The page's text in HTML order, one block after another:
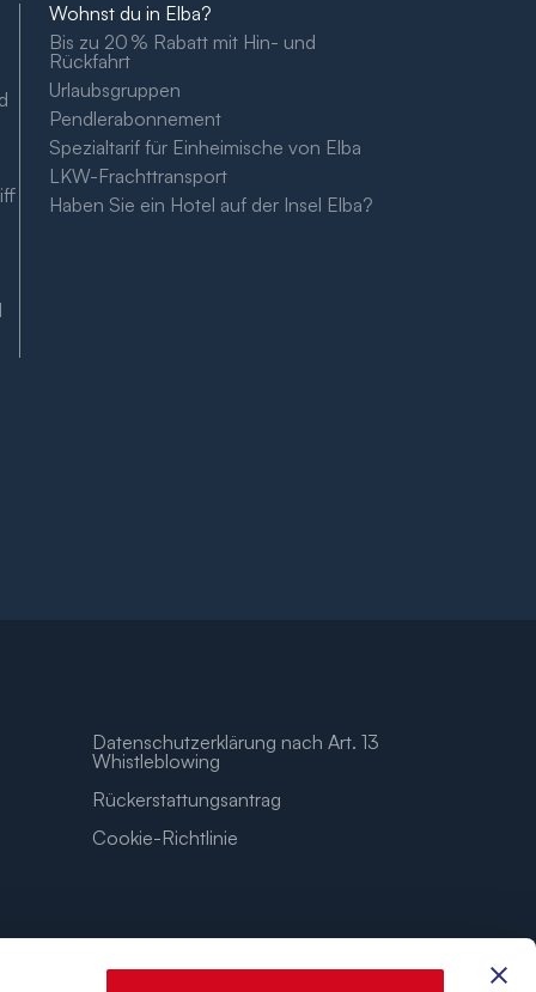
Wohnst du in Elba?
Bis zu 20 % Rabatt mit Hin- und
Rückfahrt
Urlaubsgruppen
Pendlerabonnement
Spezialtarif für Einheimische von Elba
LKW-Frachttransport
Haben Sie ein Hotel auf der Insel Elba?
Datenschutzerklärung nach Art. 13
Whistleblowing
Rückerstattungsantrag
Cookie-Richtlinie